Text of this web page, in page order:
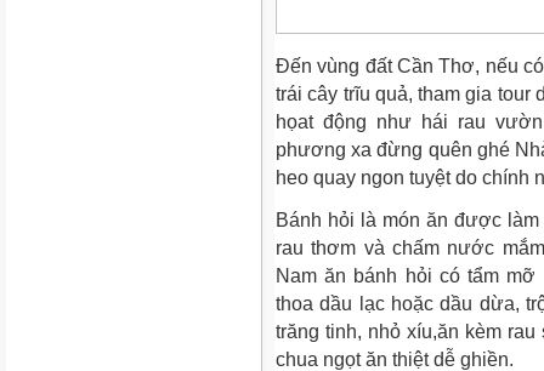
Đến vùng đất Cần Thơ, nếu
trái cây trĩu quả, tham gia tour
họat động như hái rau
phương xa đừng quên ghé
heo quay ngon tuyệt do chính
Bánh hỏi là món ăn được
rau thơm và chấm nước
Nam ăn bánh hỏi có tẩm
thoa dầu lạc hoặc dầu dừa,
trăng tinh, nhỏ xíu,ăn kèm
chua ngọt ăn thiệt dễ ghiền.